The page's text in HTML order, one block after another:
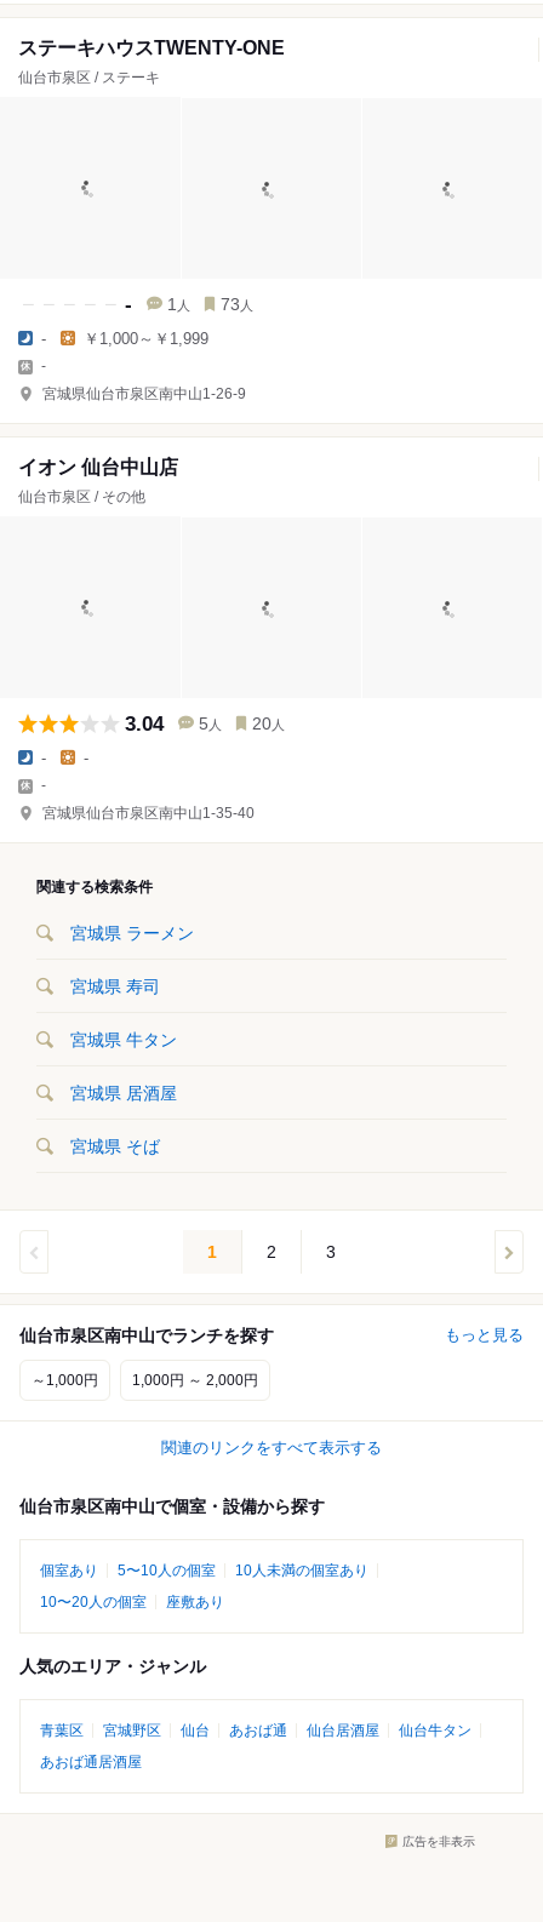
ステーキハウスTWENTY-ONE
仙台市泉区 / ステーキ
- 1 人 73 人
- ￥1,000～￥1,999
-
宮城県仙台市泉区南中山1-26-9
イオン 仙台中山店
仙台市泉区 / その他
3.04 5 人 20 人
- -
-
宮城県仙台市泉区南中山1-35-40
関連する検索条件
宮城県 ラーメン
宮城県 寿司
宮城県 牛タン
宮城県 居酒屋
宮城県 そば
1 2 3
仙台市泉区南中山でランチを探す もっと見る
～1,000円 1,000円 ～ 2,000円
関連のリンクをすべて表示する
仙台市泉区南中山で個室・設備から探す
個室あり 5〜10人の個室
10人未満の個室あり
10〜20人の個室
座敷あり
人気のエリア・ジャンル
青葉区 宮城野区 仙台 あおば通 仙台居酒屋
仙台牛タン
あおば通居酒屋
広告を非表示